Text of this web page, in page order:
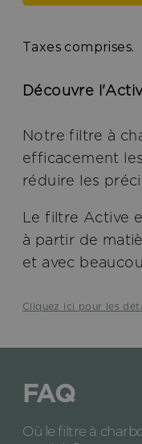
Taxes comprises.
Découvre
Notre filtre à
efficacement
réduire les
Le filtre Active
à partir de
et avec
Cliquez ici pour les
FAQ
Où le filtre à